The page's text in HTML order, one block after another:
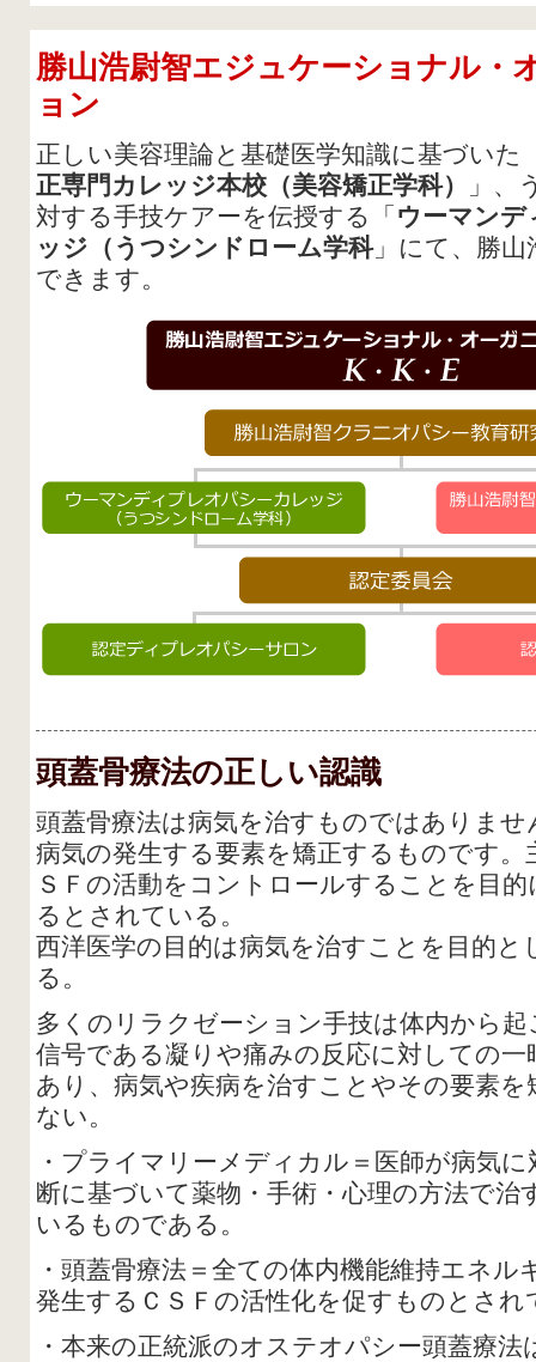
勝山浩尉智エジュケーショナル・
ョン
正しい美容理論と基礎医学知識に基づいた
正専門カレッジ本校（美容矯正学科）
」、
対する手技ケアーを伝授する「 ウーマン
ッジ（うつシンドローム学科」にて、勝山
できます。
頭蓋骨療法の正しい認識
頭蓋骨療法は病気を治すものではありませ
病気の発生する要素を矯正するものです。
ＳＦの活動をコントロールすることを目
るとされている。
西洋医学の目的は病気を治すことを目的
る。
多くのリラクゼーション手技は体内から
信号である凝りや痛みの反応に対しての一
あり、病気や疾病を治すことやその要素
ない。
・プライマリーメディカル＝医師が病気
断に基づいて薬物・手術・心理の方法で治
いるものである。
・頭蓋骨療法＝全ての体内機能維持エネル
発生するＣＳＦの活性化を促すものとされ
・本来の正統派のオステオパシー頭蓋療